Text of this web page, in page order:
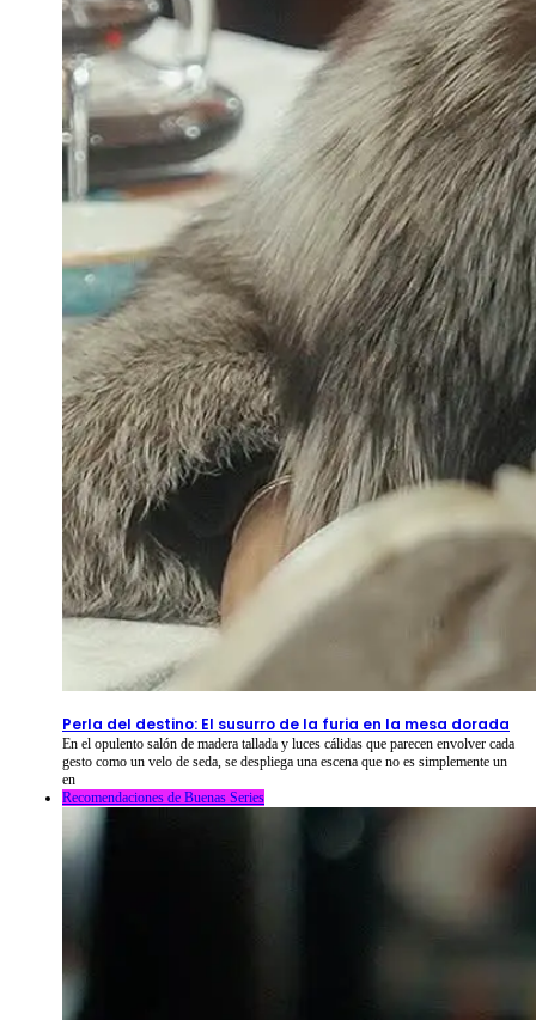
Perla del destino: El susurro de la furia en la mesa dorada
En el opulento salón de madera tallada y luces cálidas que parecen envolver cada
gesto como un velo de seda, se despliega una escena que no es simplemente un
en
Recomendaciones de Buenas Series